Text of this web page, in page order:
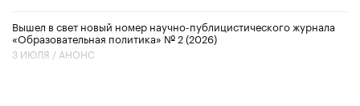
Вышел в свет новый номер научно-публицистического журнала
«Образовательная политика» № 2 (2026)
3 ИЮЛЯ / АНОНС